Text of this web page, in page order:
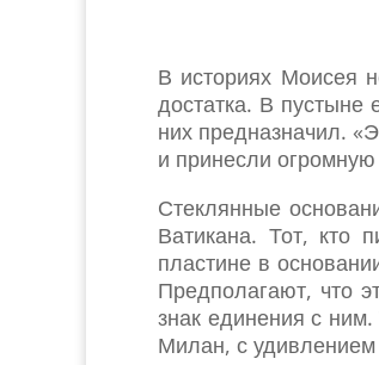
В историях Моисея
достатка. В
них предназначил.
и принесли огромную
Стеклянные
Ватикана. Тот, кто
пластине в
Предполагают, что
знак единения с
Милан, с